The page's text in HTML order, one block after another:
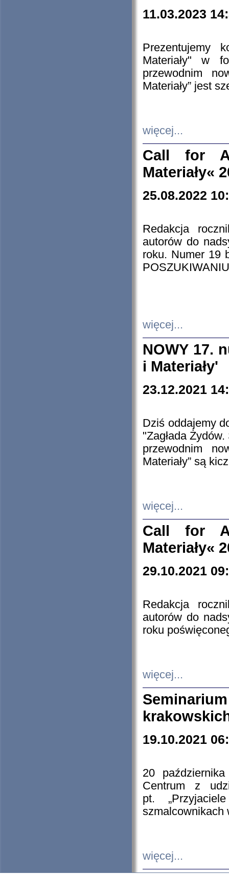
11.03.2023
Prezentujemy
Materiały" w
przewodnim
Materiały” jest
więcej...
Call for
Materiały«
25.08.2022
Redakcja
autorów do
roku. Numer 19
więcej...
NOWY 17.
i Materiały'
23.12.2021
Dziś oddajemy
"Zagłada
przewodnim
Materiały” są
więcej...
Call for
Materiały«
29.10.2021
Redakcja
autorów do
roku
więcej...
19.10.2021
20
Centrum z
pt.
szmalcownikach
więcej...